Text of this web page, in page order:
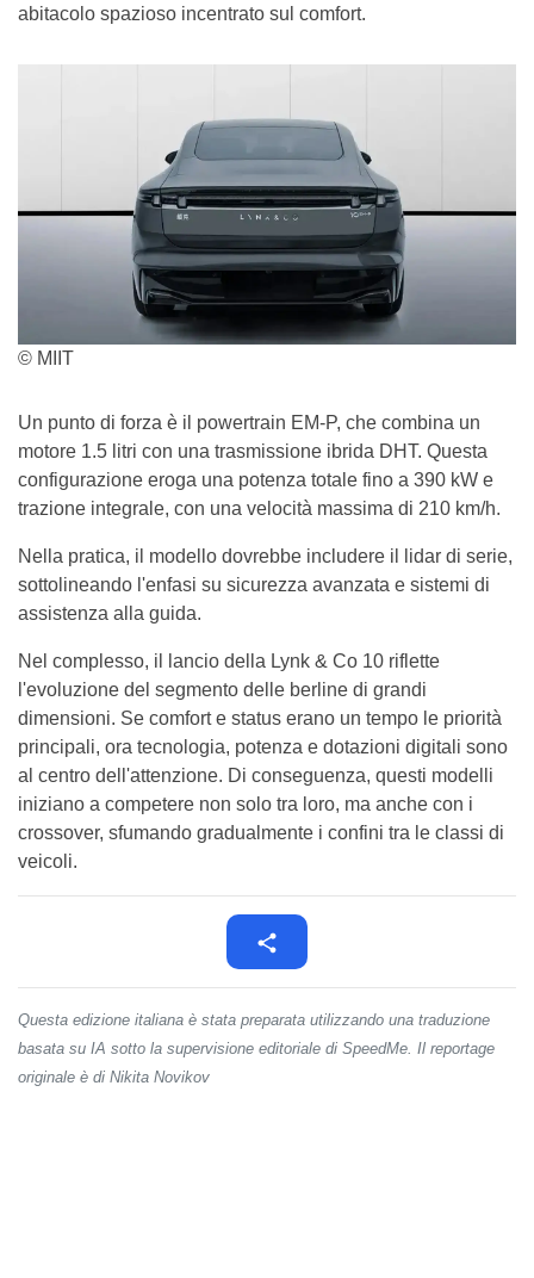
abitacolo spazioso incentrato sul comfort.
© MIIT
Un punto di forza è il powertrain EM-P, che combina un
motore 1.5 litri con una trasmissione ibrida DHT. Questa
configurazione eroga una potenza totale fino a 390 kW e
trazione integrale, con una velocità massima di 210 km/h.
Nella pratica, il modello dovrebbe includere il lidar di serie,
sottolineando l'enfasi su sicurezza avanzata e sistemi di
assistenza alla guida.
Nel complesso, il lancio della Lynk & Co 10 riflette
l'evoluzione del segmento delle berline di grandi
dimensioni. Se comfort e status erano un tempo le priorità
principali, ora tecnologia, potenza e dotazioni digitali sono
al centro dell'attenzione. Di conseguenza, questi modelli
iniziano a competere non solo tra loro, ma anche con i
crossover, sfumando gradualmente i confini tra le classi di
veicoli.
Questa edizione italiana è stata preparata utilizzando una traduzione
basata su IA sotto la supervisione editoriale di SpeedMe. Il reportage
originale è di Nikita Novikov